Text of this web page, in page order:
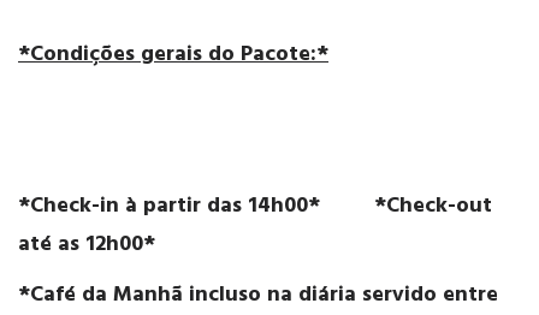
*Condições gerais do Pacote:*
*Check-in à partir das 14h00* *Check-out
até as 12h00*
*Café da Manhã incluso na diária servido entre